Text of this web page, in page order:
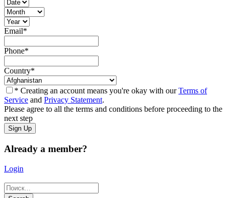
Email*
Phone*
Country*
* Creating an account means you're okay with ourTerms of
Service and Privacy Statement.
Please agree to all the terms and conditions before proceeding to the
next step
Already a member?
Login